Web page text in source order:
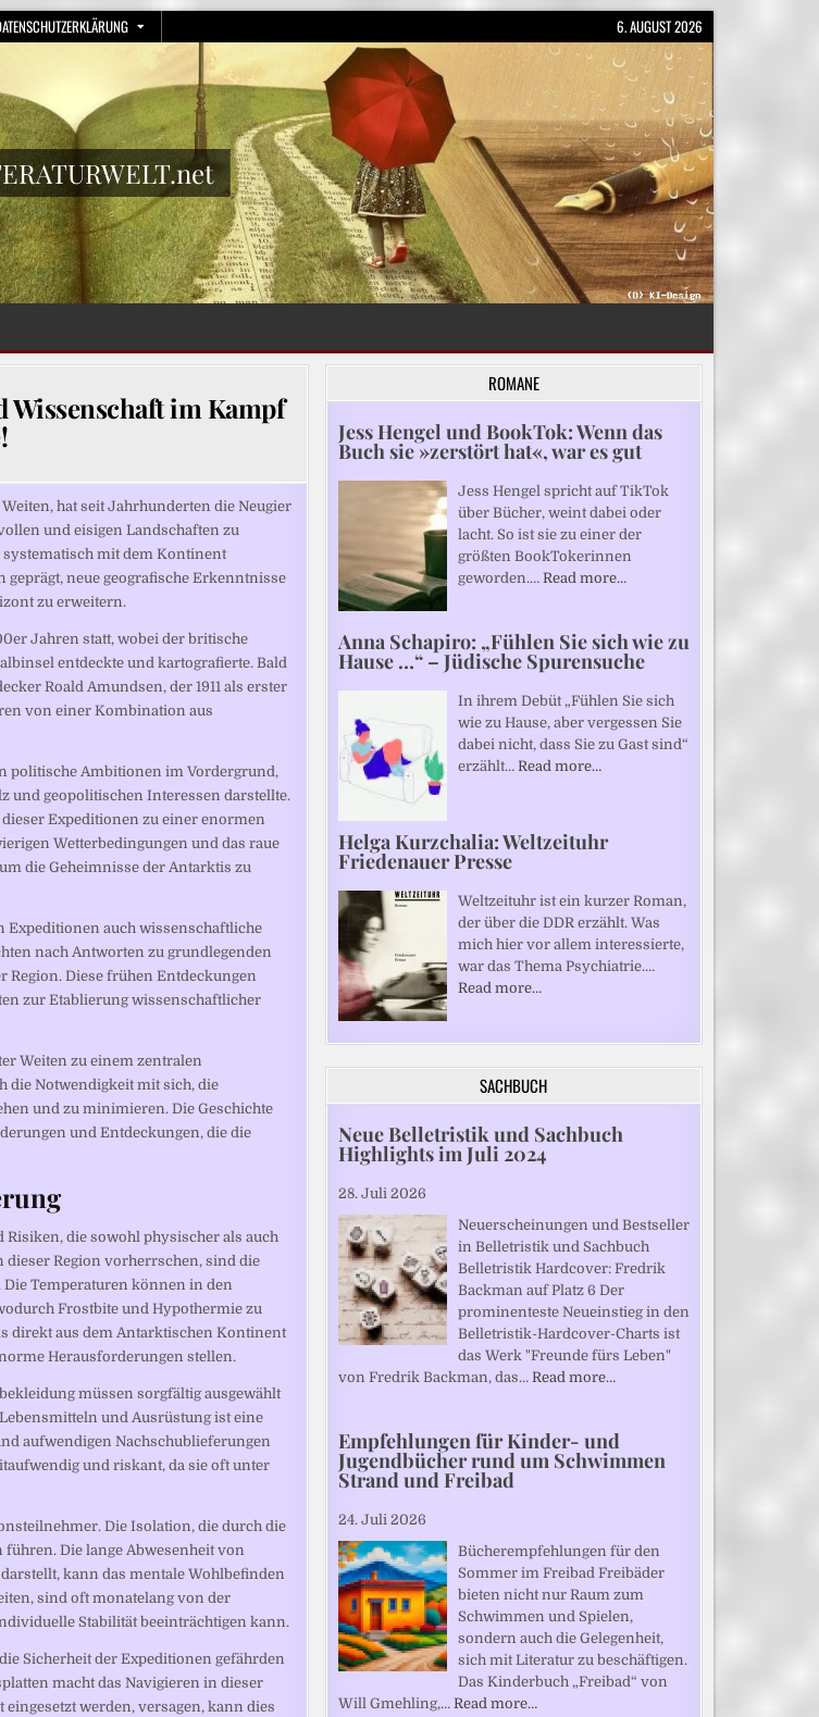
6. AUGUST 2026
im Kampf
hat seit Jahrhunderten die Neugier
und eisigen Landschaften zu
mit dem Kontinent
neue geografische Erkenntnisse
zu erweitern.
Jahren statt, wobei der britische
entdeckte und kartografierte. Bald
Roald Amundsen, der 1911 als erster
von einer Kombination aus
politische Ambitionen im Vordergrund,
und geopolitischen Interessen darstellte.
Expeditionen zu einer enormen
Wetterbedingungen und das raue
die Geheimnisse der Antarktis zu
auch wissenschaftliche
nach Antworten zu grundlegenden
Region. Diese frühen Entdeckungen
zur Etablierung wissenschaftlicher
Weiten zu einem zentralen
die Notwendigkeit mit sich, die
und zu minimieren. Die Geschichte
und Entdeckungen, die die
die sowohl physischer als auch
Region vorherrschen, sind die
Temperaturen können in den
Frostbite und Hypothermie zu
direkt aus dem Antarktischen Kontinent
Herausforderungen stellen.
müssen sorgfältig ausgewählt
und Ausrüstung ist eine
aufwendigen Nachschublieferungen
und riskant, da sie oft unter
Die Isolation, die durch die
Die lange Abwesenheit von
kann das mentale Wohlbefinden
sind oft monatelang von der
Stabilität beeinträchtigen kann.
Sicherheit der Expeditionen gefährden
macht das Navigieren in dieser
werden, versagen, kann dies
ROMANE
Jess Hengel und BookTok: Wenn das
Buch sie »zerstört hat«, war es gut
Jess Hengel spricht auf TikTok
über Bücher, weint dabei oder
lacht. So ist sie zu einer der
größten BookTokerinnen
geworden.… Read more…
Anna Schapiro: „Fühlen Sie sich wie zu
Hause …“ – Jüdische Spurensuche
In ihrem Debüt „Fühlen Sie sich
wie zu Hause, aber vergessen Sie
dabei nicht, dass Sie zu Gast sind“
erzählt… Read more…
Helga Kurzchalia: Weltzeituhr
Friedenauer Presse
Weltzeituhr ist ein kurzer Roman,
der über die DDR erzählt. Was
mich hier vor allem interessierte,
war das Thema Psychiatrie.…
Read more…
SACHBUCH
Neue Belletristik und Sachbuch
Highlights im Juli 2024
28. Juli 2026
Neuerscheinungen und Bestseller
in Belletristik und Sachbuch
Belletristik Hardcover: Fredrik
Backman auf Platz 6 Der
prominenteste Neueinstieg in den
Belletristik-Hardcover-Charts ist
das Werk "Freunde fürs Leben"
von Fredrik Backman, das… Read more…
Empfehlungen für Kinder- und
Jugendbücher rund um Schwimmen
Strand und Freibad
24. Juli 2026
Bücherempfehlungen für den
Sommer im Freibad Freibäder
bieten nicht nur Raum zum
Schwimmen und Spielen,
sondern auch die Gelegenheit,
sich mit Literatur zu beschäftigen.
Das Kinderbuch „Freibad“ von
Will Gmehling,… Read more…